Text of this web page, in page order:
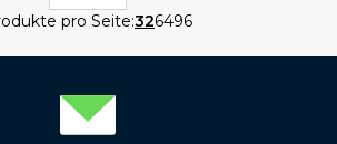
pro Seite:326496